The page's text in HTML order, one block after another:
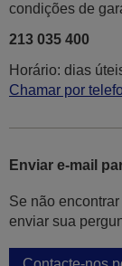
condições de
213 035 400
Horário: dias
Chamar por
Enviar e-mail
Se não
enviar sua